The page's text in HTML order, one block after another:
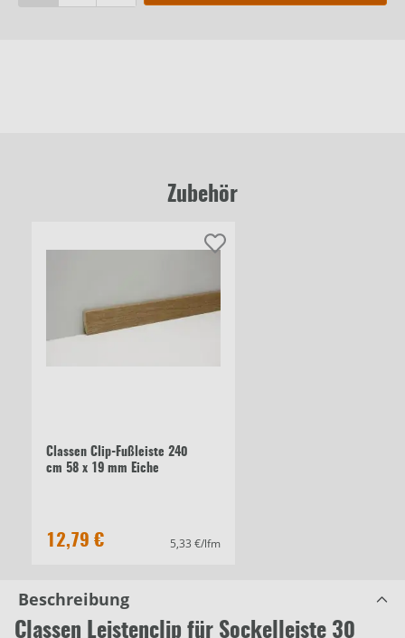
Zubehör
Classen Clip-Fußleiste 240
cm 58 x 19 mm Eiche
5,33 €/lfm
12,79 €
Beschreibung
Classen Leistenclip für Sockelleiste 30